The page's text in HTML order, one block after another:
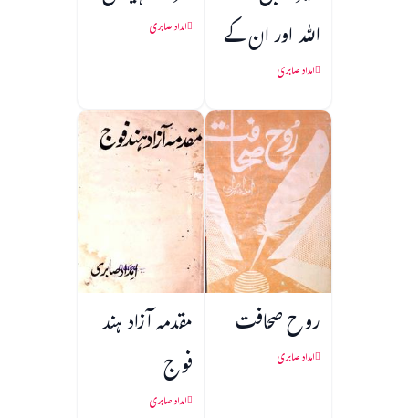
اللہ اور ان کے
خلفا
امداد صابری
امداد صابری
روح صحافت
امداد صابری
مقدمہ آزاد ہند
فوج
امداد صابری